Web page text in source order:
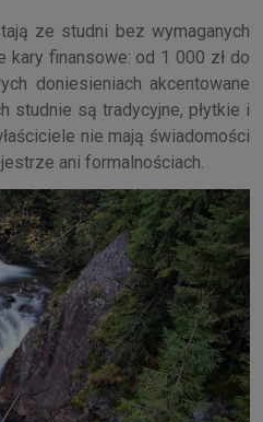
ze studni bez wymaganych
kary finansowe: od 1 000 zł do
doniesieniach akcentowane
studnie są tradycyjne, płytkie i
nie mają świadomości
ani formalnościach.